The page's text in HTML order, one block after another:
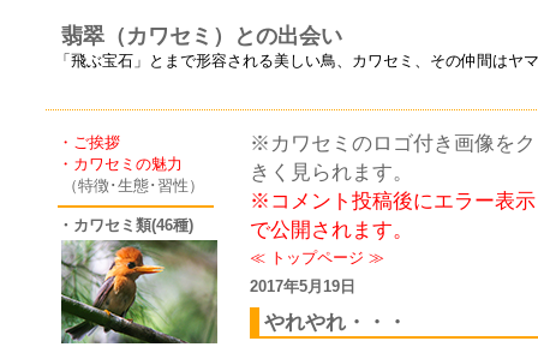
翡翠（カワセミ）との出会い
「飛ぶ宝石」とまで形容される美しい鳥、カワセミ、その仲間は
・ご挨拶
・カワセミの魅力
（特徴･生態･習性）
・カワセミ類(46種)
※カワセミのロゴ付き画像を
きく見られます。
※コメント投稿後にエラー表
で公開されます。
≪ トップページ ≫
2017年5月19日
やれやれ・・・